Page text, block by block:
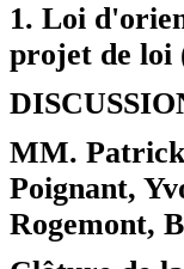
1. Loi
projet de loi
MM. Patrick
Poignant,
Rogemont,